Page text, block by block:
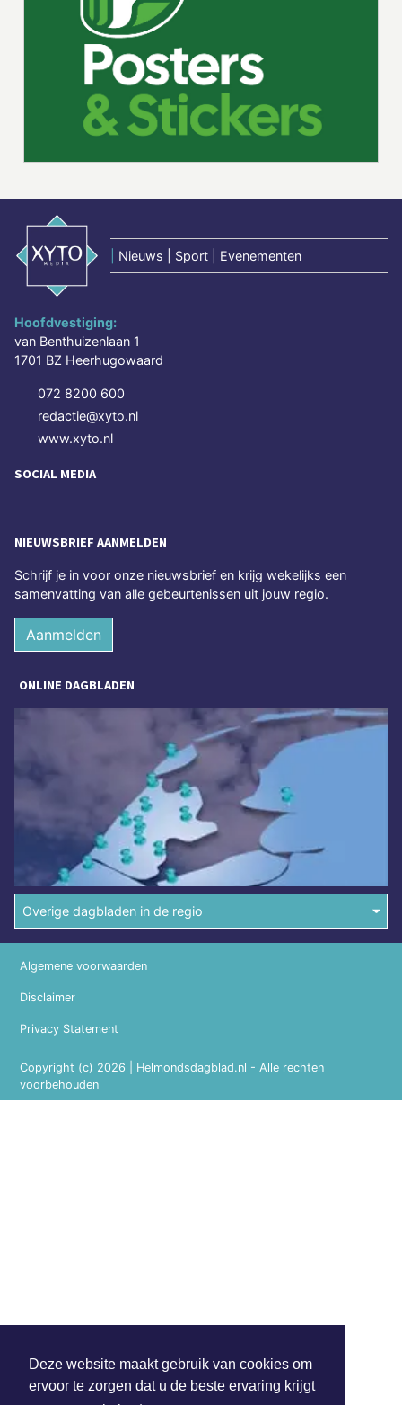
Deze website maakt gebruik van cookies om
ervoor te zorgen dat u de beste ervaring krijgt
Nieuws | Sport | Evenementen
Hoofdvestiging:
van Benthuizenlaan 1
1701 BZ Heerhugowaard
072 8200 600
redactie@xyto.nl
www.xyto.nl
SOCIAL MEDIA
NIEUWSBRIEF AANMELDEN
Schrijf je in voor onze nieuwsbrief en krijg wekelijks een
samenvatting van alle gebeurtenissen uit jouw regio.
Aanmelden
ONLINE DAGBLADEN
Overige dagbladen in de regio
Copyright (c) 2026 | Helmondsdagblad.nl - Alle rechten
voorbehouden
Algemene voorwaarden
Disclaimer
Privacy Statement